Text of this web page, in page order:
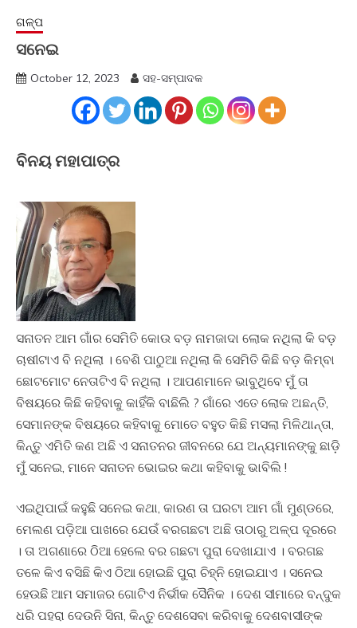
ଗଳ୍ପ
ସନେଇ
October 12, 2023 ସହ-ସମ୍ପାଦକ
ବିନୟ ମହାପାତ୍ର
ସନାତନ ଆମ ଗାଁର ସେମିତି କୋଉ ବଡ଼ ନାମଜାଦା ଲୋକ ନଥିଲା କି ବଡ଼
ଚାଷୀଟାଏ ବି ନଥିଲା । ବେଶି ପାଠୁଆ ନଥିଲା କି ସେମିତି କିଛି ବଡ଼ କିମ୍ବା
ଛୋଟମୋଟ ନେତାଟିଏ ବି ନଥିଲା । ଆପଣମାନେ ଭାବୁଥିବେ ମୁଁ ତା
ବିଷୟରେ କିଛି କହିବାକୁ କାହିଁକି ବାଛିଲି ? ଗାଁରେ ଏତେ ଲୋକ ଅଛନ୍ତି,
ସେମାନଙ୍କ ବିଷୟରେ କହିବାକୁ ମୋତେ ବହୁତ କିଛି ମସଲା ମିଳିଥାନ୍ତା,
କିନ୍ତୁ ଏମିତି କଣ ଅଛି ଏ ସନାତନର ଜୀବନରେ ଯେ ଅନ୍ୟମାନଙ୍କୁ ଛାଡ଼ି
ମୁଁ ସନେଇ, ମାନେ ସନାତନ ଭୋଇର କଥା କହିବାକୁ ଭାବିଲି !
ଏଇଥିପାଇଁ କହୁଛି ସନେଇ କଥା, କାରଣ ତା ଘରଟା ଆମ ଗାଁ ମୁଣ୍ଡରେ,
ମେଲଣ ପଡ଼ିଆ ପାଖରେ ଯେଉଁ ବରଗଛଟା ଅଛି ତାଠାରୁ ଅଳ୍ପ ଦୂରରେ
। ତା ଅଗଣାରେ ଠିଆ ହେଲେ ବର ଗଛଟା ପୁରା ଦେଖାଯାଏ । ବରଗଛ
ତଳେ କିଏ ବସିଛି କିଏ ଠିଆ ହୋଇଛି ପୁରା ଚିହ୍ନି ହୋଇଯାଏ । ସନେଇ
ହେଉଛି ଆମ ସମାଜର ଗୋଟିଏ ନିର୍ଭୀକ ସୈନିକ । ଦେଶ ସୀମାରେ ବନ୍ଦୁକ
ଧରି ପହରା ଦେଉନି ସିନା, କିନ୍ତୁ ଦେଶସେବା କରିବାକୁ ଦେଶବାସୀଙ୍କ